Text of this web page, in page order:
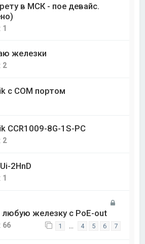
в МСК - пое девайс.
1
железки
2
с COM портом
CCR1009-8G-1S-PC
2
2HnD
1
железку с PoE-out
66 1 4 5 6 7